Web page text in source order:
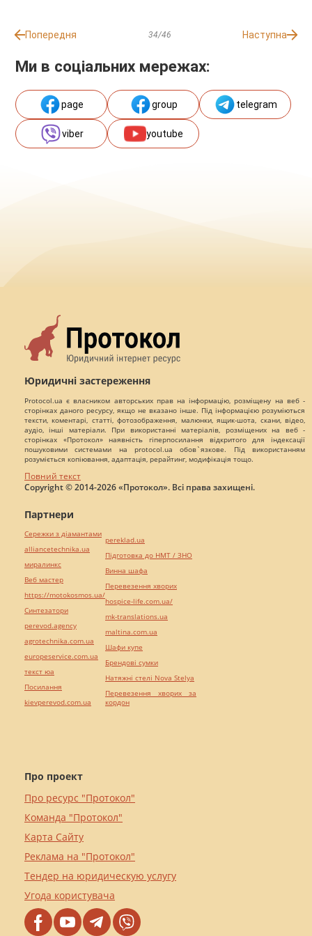
Попередня 34/46 Наступна
Ми в соціальних мережах:
page group telegram
viber youtube
Юридичні застереження
Protocol.ua є власником авторських прав на інформацію, розміщену на веб -
сторінках даного ресурсу, якщо не вказано інше. Під інформацією розуміються
тексти, коментарі, статті, фотозображення, малюнки, ящик-шота, скани, відео,
аудіо, інші матеріали. При використанні матеріалів, розміщених на веб -
сторінках «Протокол» наявність гіперпосилання відкритого для індексації
пошуковими системами на protocol.ua обов`язкове. Під використанням
розуміється копіювання, адаптація, рерайтинг, модифікація тощо.
Повний текст
Copyright © 2014-2026 «Протокол». Всі права захищені.
Про проект
Про ресурс "Протокол"
Команда "Протокол"
Карта Сайту
Реклама на "Протокол"
Тендер на юридическую услугу
Угода користувача
Партнери
Сережки з діамантами
alliancetechnika.ua
миралинкс
Веб мастер
https://motokosmos.ua/
Синтезатори
perevod.agency
agrotechnika.com.ua
europeservice.com.ua
текст юа
Посилання
kievperevod.com.ua
pereklad.ua
Підготовка до НМТ / ЗНО
Винна шафа
Перевезення хворих
hospice-life.com.ua/
mk-translations.ua
maltina.com.ua
Шафи купе
Брендові сумки
Натяжні стелі Nova Stelya
Перевезення хворих за
кордон